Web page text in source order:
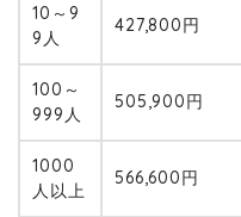
10～9
9人
427,800円
100～
999人
505,900円
1000
人以上
566,600円